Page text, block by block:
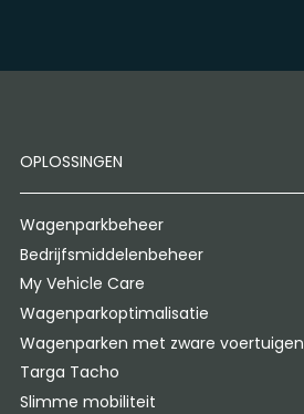
OPLOSSINGEN
Wagenparkbeheer
Bedrijfsmiddelenbeheer
My Vehicle Care
Wagenparkoptimalisatie
Wagenparken met zware voertuigen
Targa Tacho
Slimme mobiliteit